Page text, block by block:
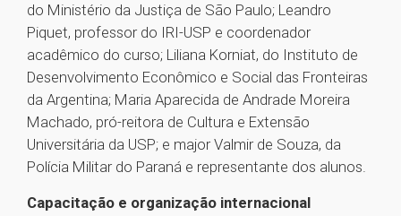
do Ministério da Justiça de São Paulo; Leandro
Piquet, professor do IRI-USP e coordenador
acadêmico do curso; Liliana Korniat, do Instituto de
Desenvolvimento Econômico e Social das Fronteiras
da Argentina; Maria Aparecida de Andrade Moreira
Machado, pró-reitora de Cultura e Extensão
Universitária da USP; e major Valmir de Souza, da
Polícia Militar do Paraná e representante dos alunos.
Capacitação e organização internacional